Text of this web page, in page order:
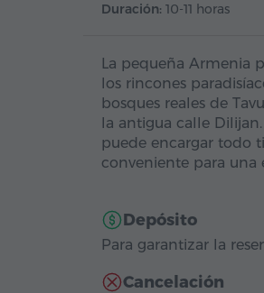
Duración: 10-11 horas
La pequeña Armenia
los rincones
bosques reales de
la antigua calle
puede encargar todo
conveniente para una
Depósito
Para garantizar la
Cancelación